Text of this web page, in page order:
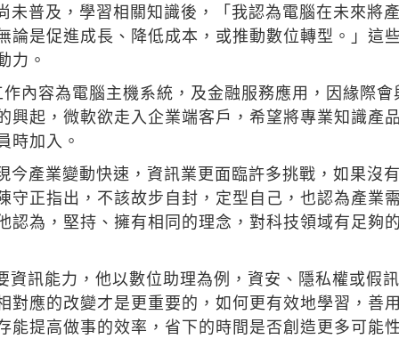
普及，學習相關知識後，「我認為電腦在未來將
是促進成長、降低成本，或推動數位轉型。」這
力。
內容為電腦主機系統，及金融服務應用，因緣際會
起，微軟欲走入企業端客戶，希望將專業知識產
時加入。
今產業變動快速，資訊業更面臨許多挑戰，如果沒
正指出，不該故步自封，定型自己，也認為產業
為，堅持、擁有相同的理念，對科技領域有足夠
訊能力，他以數位助理為例，資安、隱私權或假
應的改變才是更重要的，如何更有效地學習，善
提高做事的效率，省下的時間是否創造更多可能